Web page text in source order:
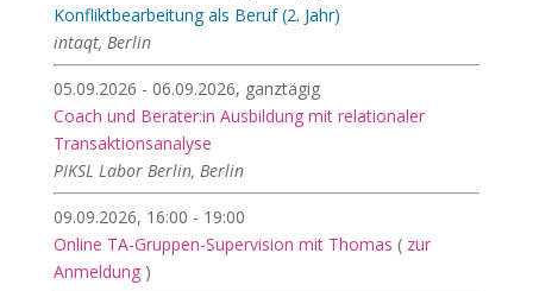
Konfliktbearbeitung als Beruf (2. Jahr)
intaqt, Berlin
05.09.2026 - 06.09.2026, ganztägig
Coach und Berater:in Ausbildung mit relationaler
Transaktionsanalyse
PIKSL Labor Berlin, Berlin
09.09.2026, 16:00 - 19:00
Online TA-Gruppen-Supervision mit Thomas ( zur
Anmeldung)